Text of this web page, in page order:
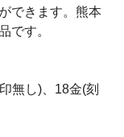
できます。熊本
です。
無し)、18金(刻